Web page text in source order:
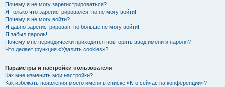
Почему я не могу зарегистрироваться?
Я только что зарегистрировался, но не могу войти!
Почему я не могу войти?
Я давно зарегистрирован, но больше не могу войти!
Я забыл пароль!
Почему мне периодически приходится повторять ввод имени и пароля?
Что делает функция «Удалить cookies»?
Параметры и настройки пользователя
Как мне изменить мои настройки?
Как избежать появления моего имени в списке «Кто сейчас на конференции»?